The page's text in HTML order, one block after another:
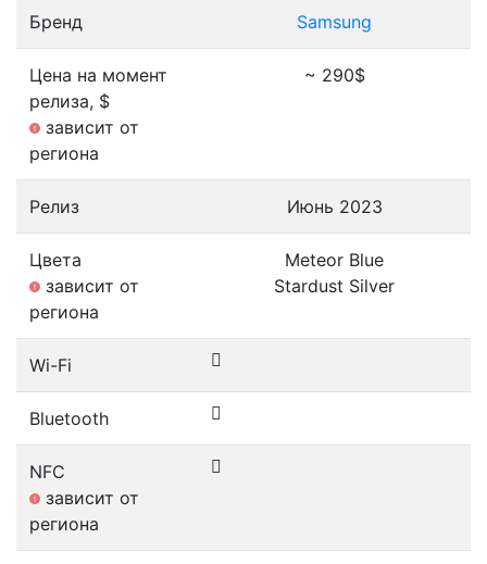
Бренд Samsung
Цена на момент
релиза, $
зависит от
региона
~ 290$
Релиз Июнь 2023
Цвета
зависит от
региона
Meteor Blue
Stardust Silver
Wi-Fi
Bluetooth
NFC
зависит от
региона